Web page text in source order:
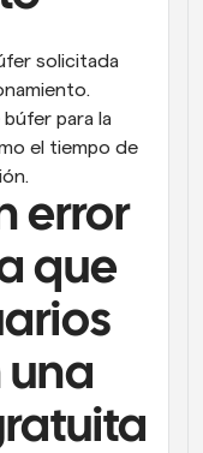
solicitada
para la
el tiempo de
error
que
una